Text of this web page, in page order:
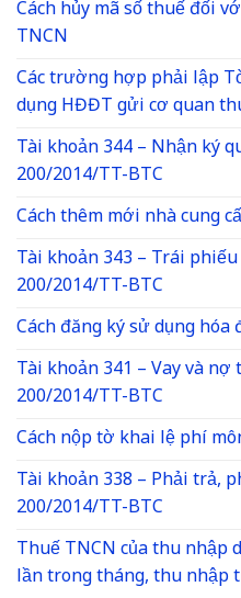
Cách hủy mã số thuế đối
TNCN
Các trường hợp phải lập
dụng HĐĐT gửi cơ quan
Tài khoản 344 – Nhận ký
200/2014/TT-BTC
Cách thêm mới nhà cung
Tài khoản 343 – Trái
200/2014/TT-BTC
Cách đăng ký sử dụng
Tài khoản 341 – Vay và
200/2014/TT-BTC
Cách nộp tờ khai lệ phí
Tài khoản 338 – Phải trả,
200/2014/TT-BTC
Thuế TNCN của thu
lần trong tháng, thu nhập